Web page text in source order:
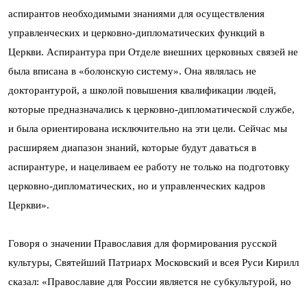
аспирантов необходимыми знаниями для осуществления
управленческих и церковно-дипломатических функций в
Церкви. Аспирантура при Отделе внешних церковных связей не
была вписана в «болонскую систему». Она являлась не
докторантурой, а школой повышения квалификации людей,
которые предназначались к церковно-дипломатической службе,
и была ориентирована исключительно на эти цели. Сейчас мы
расширяем диапазон знаний, которые будут даваться в
аспирантуре, и нацеливаем ее работу не только на подготовку
церковно-дипломатических, но и управленческих кадров
Церкви».
Говоря о значении Православия для формирования русской
культуры, Святейший Патриарх Московский и всея Руси Кирилл
сказал: «Православие для России является не субкультурой, но